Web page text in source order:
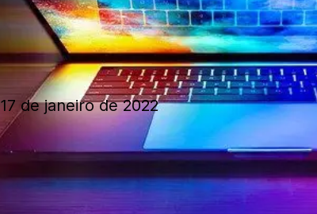
Márcia Miranda
17 de janeiro de 2022